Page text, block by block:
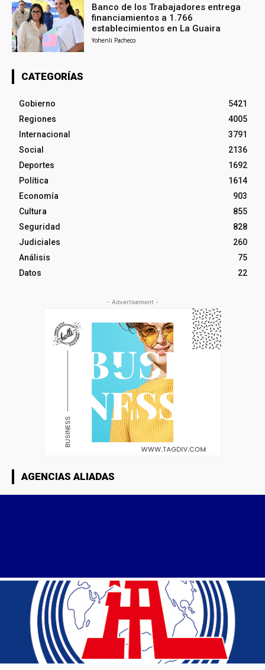
Banco de los Trabajadores entrega
financiamientos a 1.766
establecimientos en La Guaira
Yohenli Pacheco
CATEGORÍAS
Gobierno
5421
Regiones
4005
Internacional
3791
Social
2136
Deportes
1692
Política
1614
Economía
903
Cultura
855
Seguridad
828
Judiciales
260
Análisis
75
Datos
22
- Advertisement -
AGENCIAS ALIADAS